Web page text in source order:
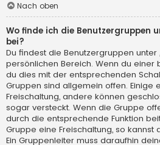
Nach oben
Wo finde ich die Benutzergruppen
bei?
Du findest die Benutzergruppen unter
persönlichen Bereich. Wenn du einer
du dies mit der entsprechenden
Gruppen sind allgemein offen. Einige
Freischaltung, andere können
sogar versteckt. Wenn die Gruppe
durch die entsprechende Funktion
Gruppe eine Freischaltung, so kannst
Ein Gruppenleiter muss daraufhin